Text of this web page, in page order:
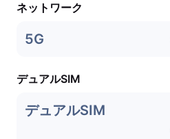
ネットワーク
5G
デュアルSIM
デュアルSIM